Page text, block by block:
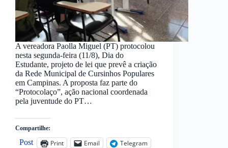
A vereadora Paolla Miguel (PT) protocolou
nesta segunda-feira (11/8), Dia do
Estudante, projeto de lei que prevê a criação
da Rede Municipal de Cursinhos Populares
em Campinas. A proposta faz parte do
“Protocolaço”, ação nacional coordenada
pela juventude do PT…
Compartilhe:
Post Print Email
Telegram